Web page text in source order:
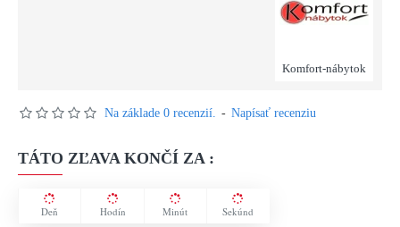
Komfort-nábytok
Na základe 0 recenzií. - Napísať recenziu
TÁTO ZĽAVA KONČÍ ZA :
Deň Hodín Minút Sekúnd